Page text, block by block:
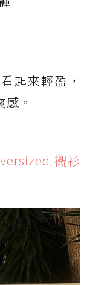
起來輕盈，
。
襯衫